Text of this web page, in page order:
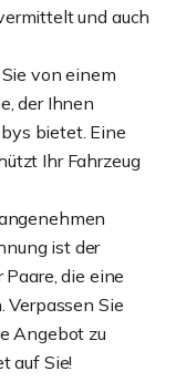
und auch
von einem
der Ihnen
bietet. Eine
Ihr Fahrzeug
ist der
die eine
Verpassen Sie
Angebot zu
auf Sie!